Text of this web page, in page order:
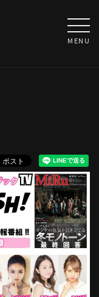
MENU